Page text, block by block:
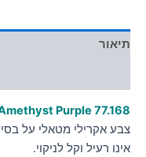
תיאור
Purple 77.168
צבע אקרילי מטאלי על
אינו רעיל וקל לניקוי.